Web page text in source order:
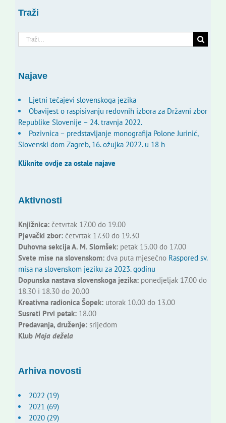
Traži
Traži...
Najave
Ljetni tečajevi slovenskoga jezika
Obavijest o raspisivanju redovnih izbora za Državni zbor
Republike Slovenije – 24. travnja 2022.
Pozivnica – predstavljanje monografija Polone Jurinić,
Slovenski dom Zagreb, 16. ožujka 2022. u 18 h
Kliknite ovdje za ostale najave
Aktivnosti
Knjižnica:četvrtak 17.00 do 19.00
Pjevački zbor:četvrtak 17.30 do 19.30
Duhovna sekcija A. M. Slomšek:petak 15.00 do 17.00
Svete mise na slovenskom:dva puta mjesečno Raspored sv.
misa na slovenskom jeziku za 2023. godinu
Dopunska nastava slovenskoga jezika:ponedjeljak 17.00 do
18.30 i 18.30 do 20.00
Kreativna radionica Šopek:utorak 10.00 do 13.00
Susreti Prvi petak:18.00
Predavanja, druženje:srijedom
Klub Moja dežela
Arhiva novosti
2022 (19)
2021 (69)
2020 (29)